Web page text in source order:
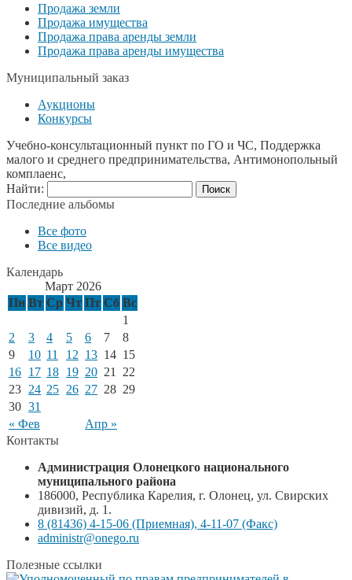
Продажа земли
Продажа имущества
Продажа права аренды земли
Продажа права аренды имущества
Муниципальный заказ
Аукционы
Конкурсы
Учебно-консультационный пункт по ГО и ЧС, Поддержка
малого и среднего предпринимательства, Антимонопольный
комплаенс,
Найти:
Последние альбомы
Все фото
Все видео
Календарь
Март 2026
Пн Вт Ср Чт Пт Сб Вс
« Фев Апр »
1
2
3 4 5 6 7
8
9
10 11 12 13 14 15
16 17 18 19 20 21
22
23 24 25 26 27 28 29
30 31
Контакты
Администрация Олонецкого национального
муниципального района
186000, Республика Карелия, г. Олонец, ул. Свирских
дивизий, д. 1.
8 (81436) 4-15-06 (Приемная), 4-11-07 (Факс)
administr@onego.ru
Полезные ссылки